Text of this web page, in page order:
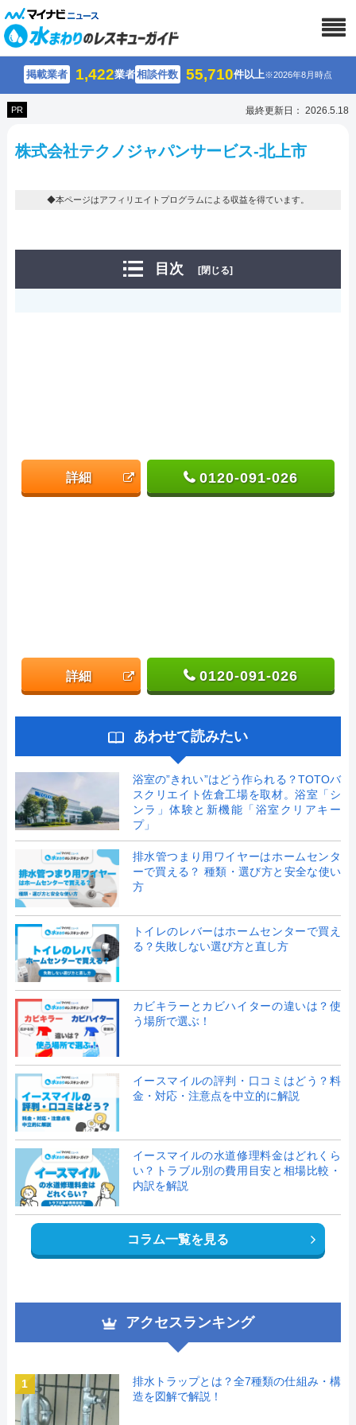
掲載業者 1,422業者相談件数 55,710件以上※2026年8月時点
PR 最終更新日： 2026.5.18
株式会社テクノジャパンサービス-北上市
◆本ページはアフィリエイトプログラムによる収益を得ています。
目次 [閉じる]
詳細 0120-091-026
詳細 0120-091-026
あわせて読みたい
浴室の”きれい”はどう作られる？TOTOバ
スクリエイト佐倉工場を取材。浴室「シ
ンラ」体験と新機能「浴室クリアキー
プ」
排水管つまり用ワイヤーはホームセンタ
ーで買える？ 種類・選び方と安全な使い
方
トイレのレバーはホームセンターで買え
る？失敗しない選び方と直し方
カビキラーとカビハイターの違いは？使
う場所で選ぶ！
イースマイルの評判・口コミはどう？料
金・対応・注意点を中立的に解説
イースマイルの水道修理料金はどれくら
い？トラブル別の費用目安と相場比較・
内訳を解説
コラム一覧を見る
アクセスランキング
1
排水トラップとは？全7種類の仕組み・構
造を図解で解説！